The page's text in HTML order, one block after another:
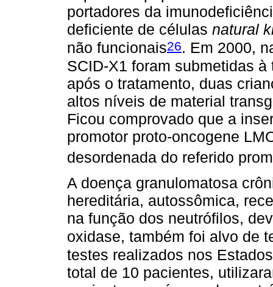
portadores da
deficiente de células natural
não funcionais26. Em 2000,
SCID-X1 foram submetidas
após o tratamento, duas
altos níveis de material
Ficou comprovado que a
promotor proto-oncogene
desordenada do referido
A doença granulomatosa
hereditária, autossômica,
na função dos neutrófilos,
oxidase, também foi alvo de
testes realizados nos
total de 10 pacientes,